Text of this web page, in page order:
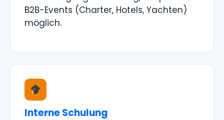
B2B-Events (Charter, Hotels, Yachten)
möglich.
Interne Schulung